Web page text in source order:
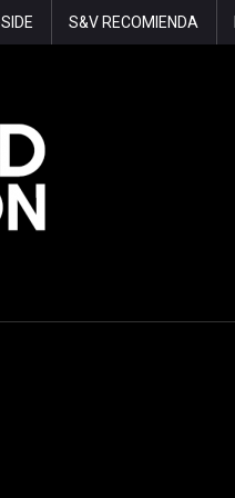
S&V RECOMIENDA